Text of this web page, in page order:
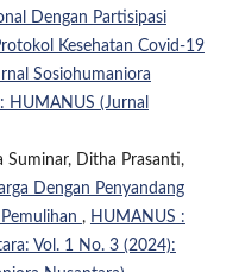
Dengan Partisipasi
Kesehatan Covid-19
Sosiohumaniora
HUMANUS (Jurnal
Suminar, Ditha Prasanti,
Dengan Penyandang
, HUMANUS :
Vol. 1 No. 3 (2024):